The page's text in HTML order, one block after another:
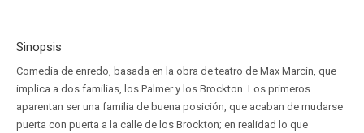
Sinopsis
Comedia de enredo, basada en la obra de teatro de Max Marcin, que
implica a dos familias, los Palmer y los Brockton. Los primeros
aparentan ser una familia de buena posición, que acaban de mudarse
puerta con puerta a la calle de los Brockton; en realidad lo que